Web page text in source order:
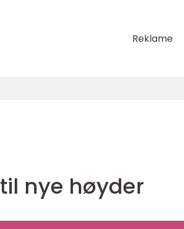
Reklame
nye høyder